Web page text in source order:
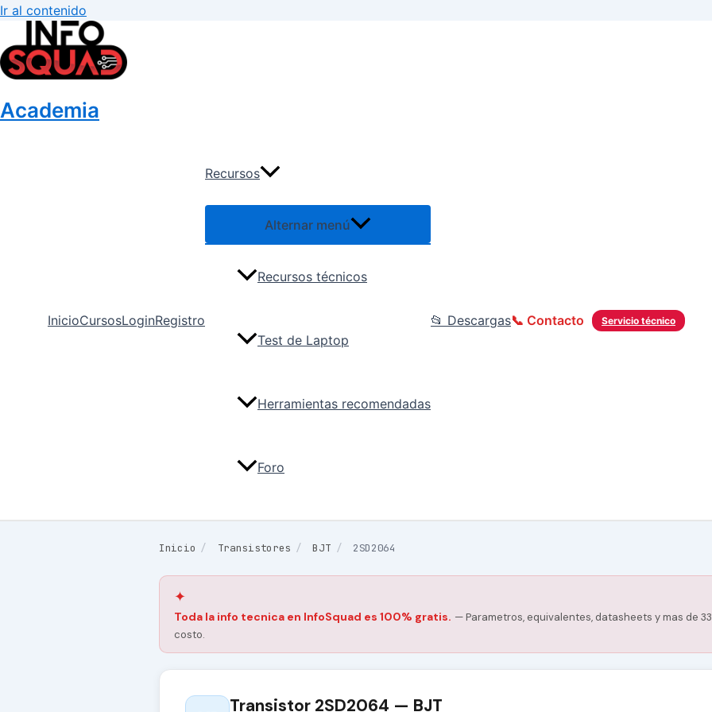
Ir al contenido
Academia
InicioCursosLoginRegistro
Recursos
Alternar menú
Recursos técnicos
Test de Laptop
Herramientas recomendadas
Foro
📂 Descargas Servicio técnico
📞 Contacto
Inicio / Transistores / BJT / 2SD2064
✦
Toda la info tecnica en InfoSquad es 100% gratis. — Parametros, equivalentes, datasheets y mas de
costo.
Transistor 2SD2064 — BJT